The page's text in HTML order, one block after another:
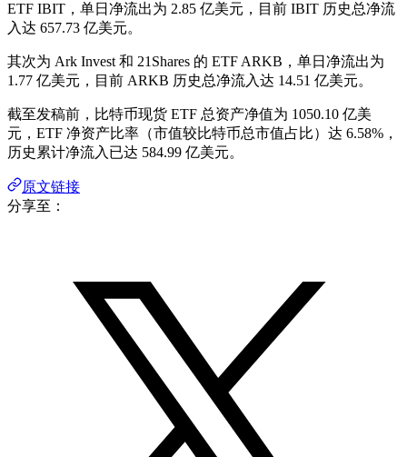
ETF IBIT，单日净流出为 2.85 亿美元，目前 IBIT 历史总净流
入达 657.73 亿美元。
其次为 Ark Invest 和 21Shares 的 ETF ARKB，单日净流出为
1.77 亿美元，目前 ARKB 历史总净流入达 14.51 亿美元。
截至发稿前，比特币现货 ETF 总资产净值为 1050.10 亿美
元，ETF 净资产比率（市值较比特币总市值占比）达 6.58%，
历史累计净流入已达 584.99 亿美元。
原文链接
分享至：